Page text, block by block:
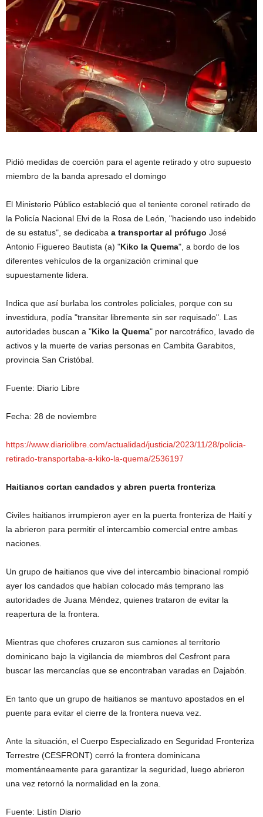
Pidió medidas de coerción para el agente retirado y otro supuesto
miembro de la banda apresado el domingo
El Ministerio Público estableció que el teniente coronel retirado de
la Policía Nacional Elvi de la Rosa de León, "haciendo uso indebido
de su estatus", se dedicaba a transportar al prófugo José
Antonio Figuereo Bautista (a) "Kiko la Quema", a bordo de los
diferentes vehículos de la organización criminal que
supuestamente lidera.
Indica que así burlaba los controles policiales, porque con su
investidura, podía "transitar libremente sin ser requisado". Las
autoridades buscan a "Kiko la Quema" por narcotráfico, lavado de
activos y la muerte de varias personas en Cambita Garabitos,
provincia San Cristóbal.
Fuente: Diario Libre
Fecha: 28 de noviembre
https://www.diariolibre.com/actualidad/justicia/2023/11/28/policia-
retirado-transportaba-a-kiko-la-quema/2536197
Haitianos cortan candados y abren puerta fronteriza
Civiles haitianos irrumpieron ayer en la puerta fronteriza de Haití y
la abrieron para permitir el intercambio comercial entre ambas
naciones.
Un grupo de haitianos que vive del intercambio binacional rompió
ayer los candados que habían colocado más temprano las
autoridades de Juana Méndez, quienes trataron de evitar la
reapertura de la frontera.
Mientras que choferes cruzaron sus camiones al territorio
dominicano bajo la vigilancia de miembros del Cesfront para
buscar las mercancías que se encontraban varadas en Dajabón.
En tanto que un grupo de haitianos se mantuvo apostados en el
puente para evitar el cierre de la frontera nueva vez.
Ante la situación, el Cuerpo Especializado en Seguridad Fronteriza
Terrestre (CESFRONT) cerró la frontera dominicana
momentáneamente para garantizar la seguridad, luego abrieron
una vez retornó la normalidad en la zona.
Fuente: Listín Diario